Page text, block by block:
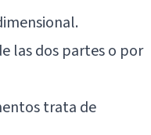
las dos partes o por
trata de